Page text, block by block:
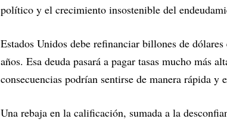
político y el crecimiento insostenible del
Estados Unidos debe refinanciar billones de
años. Esa deuda pasará a pagar tasas mucho más
consecuencias podrían sentirse de manera rápida y
Una rebaja en la calificación, sumada a la